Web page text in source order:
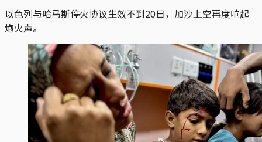
以色列与哈马斯停火协议生效不到20日，加沙上空再度响起
炮火声。